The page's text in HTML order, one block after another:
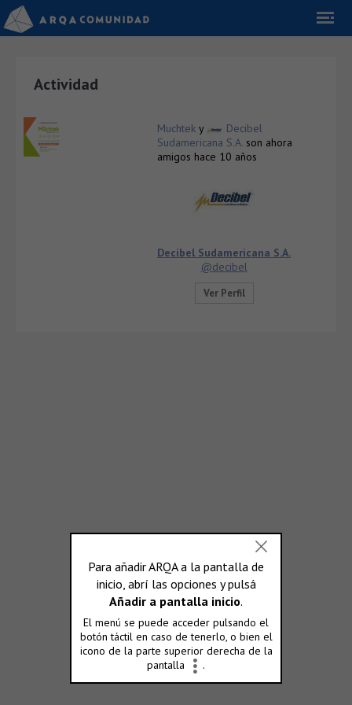
Actividad
Muchtek y
Decibel
Sudamericana S.A. son ahora
amigos hace 10 años
Decibel Sudamericana S.A.
@decibel
Ver Perfil